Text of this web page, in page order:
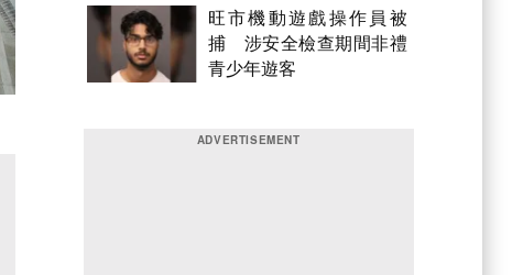
旺市機動遊戲操作員被
捕 涉安全檢查期間非禮
青少年遊客